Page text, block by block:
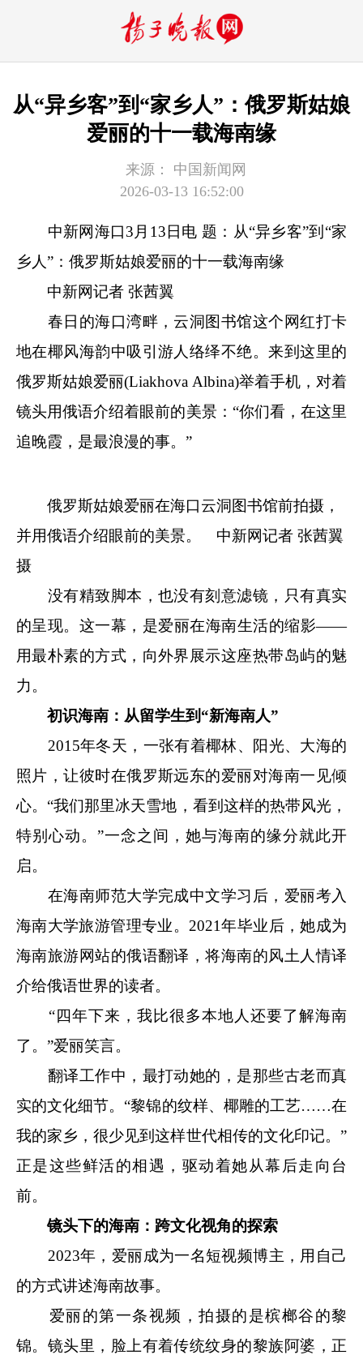
从“异乡客”到“家乡人”：俄罗斯姑娘
爱丽的十一载海南缘
来源：
中国新闻网
2026-03-13 16:52:00
中新网海口3月13日电 题：从“异乡客”到“家
乡人”：俄罗斯姑娘爱丽的十一载海南缘
中新网记者 张茜翼
春日的海口湾畔，云洞图书馆这个网红打卡
地在椰风海韵中吸引游人络绎不绝。来到这里的
俄罗斯姑娘爱丽(Liakhova Albina)举着手机，对着
镜头用俄语介绍着眼前的美景：“你们看，在这里
追晚霞，是最浪漫的事。”
俄罗斯姑娘爱丽在海口云洞图书馆前拍摄，
并用俄语介绍眼前的美景。 中新网记者 张茜翼
摄
没有精致脚本，也没有刻意滤镜，只有真实
的呈现。这一幕，是爱丽在海南生活的缩影——
用最朴素的方式，向外界展示这座热带岛屿的魅
力。
初识海南：从留学生到“新海南人”
2015年冬天，一张有着椰林、阳光、大海的
照片，让彼时在俄罗斯远东的爱丽对海南一见倾
心。“我们那里冰天雪地，看到这样的热带风光，
特别心动。”一念之间，她与海南的缘分就此开
启。
在海南师范大学完成中文学习后，爱丽考入
海南大学旅游管理专业。2021年毕业后，她成为
海南旅游网站的俄语翻译，将海南的风土人情译
介给俄语世界的读者。
“四年下来，我比很多本地人还要了解海南
了。”爱丽笑言。
翻译工作中，最打动她的，是那些古老而真
实的文化细节。“黎锦的纹样、椰雕的工艺……在
我的家乡，很少见到这样世代相传的文化印记。”
正是这些鲜活的相遇，驱动着她从幕后走向台
前。
镜头下的海南：跨文化视角的探索
2023年，爱丽成为一名短视频博主，用自己
的方式讲述海南故事。
爱丽的第一条视频，拍摄的是槟榔谷的黎
锦。镜头里，脸上有着传统纹身的黎族阿婆，正